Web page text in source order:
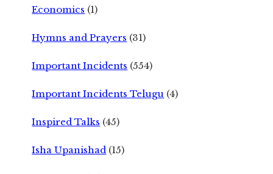
Economics (1)
Hymns and Prayers (31)
Important Incidents (554)
Important Incidents Telugu (4)
Inspired Talks (45)
Isha Upanishad (15)